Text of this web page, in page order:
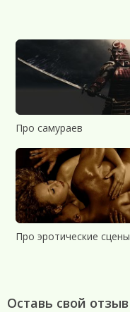
Про самураев
Про эротические сцены
Оставь свой отзыв